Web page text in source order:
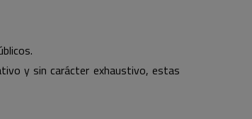
y sin carácter exhaustivo, estas